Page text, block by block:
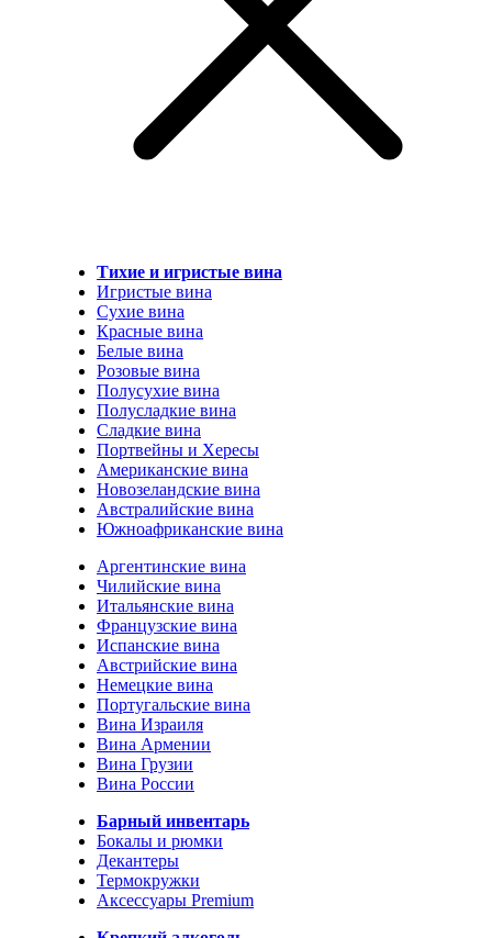
Тихие и игристые вина
Игристые вина
Сухие вина
Красные вина
Белые вина
Розовые вина
Полусухие вина
Полусладкие вина
Сладкие вина
Портвейны и Хересы
Американские вина
Новозеландские вина
Австралийские вина
Южноафриканские вина
Аргентинские вина
Чилийские вина
Итальянские вина
Французские вина
Испанские вина
Австрийские вина
Немецкие вина
Португальские вина
Вина Израиля
Вина Армении
Вина Грузии
Вина России
Барный инвентарь
Бокалы и рюмки
Декантеры
Термокружки
Аксессуары Premium